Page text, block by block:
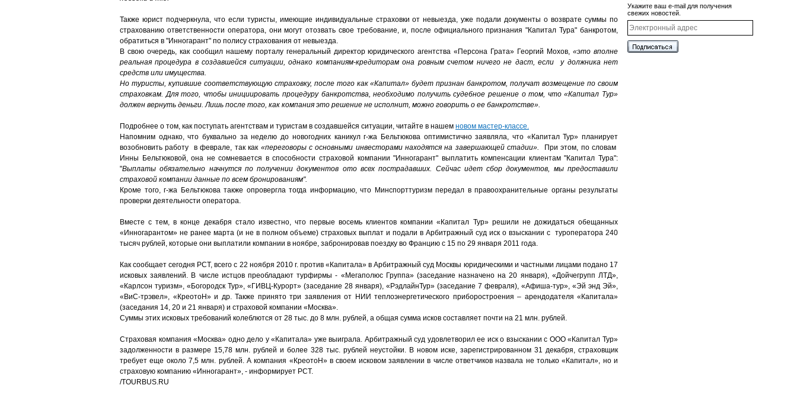
Также юрист подчеркнула, что если туристы, имеющие индивидуальные страховки от невыезда, уже подали документы о возврате суммы по
страхованию ответственности оператора, они могут отозвать свое требование, и, после официального признания "Капитал Тура" банкротом,
обратиться в "Инногарант" по полису страхования от невыезда.
В свою очередь, как сообщил нашему порталу генеральный директор юридического агентства «Персона Грата» Георгий Мохов,«это вполне
реальная процедура в создавшейся ситуации, однако компаниям-кредиторам она ровным счетом ничего не даст, если у должника нет
средств или имущества.
Но туристы, купившие соответствующую страховку, после того как «Капитал» будет признан банкротом, получат возмещение по своим
страховкам. Для того, чтобы инициировать процедуру банкротства, необходимо получить судебное решение о том, что «Капитал Тур»
должен вернуть деньги. Лишь после того, как компания это решение не исполнит, можно говорить о ее банкротстве».
Подробнее о том, как поступать агентствам и туристам в создавшейся ситуации, читайте в нашем новом мастер-классе.
Напомним однако, что буквально за неделю до новогодних каникул г-жа Бельтюкова оптимистично заявляла, что «Капитал Тур» планирует
возобновить работу в феврале, так как «переговоры с основными инвесторами находятся на завершающей стадии». При этом, по словам
Инны Бельтюковой, она не сомневается в способности страховой компании "Инногарант" выплатить компенсации клиентам "Капитал Тура":
"Выплаты обязательно начнутся по получении документов ото всех пострадавших. Сейчас идет сбор документов, мы предоставили
страховой компании данные по всем бронированиям".
Кроме того, г-жа Бельтюкова также опровергла тогда информацию, что Минспорттуризм передал в правоохранительные органы результаты
проверки деятельности оператора.
Вместе с тем, в конце декабря стало известно, что первые восемь клиентов компании «Капитал Тур» решили не дожидаться обещанных
«Инногарантом» не ранее марта (и не в полном объеме) страховых выплат и подали в Арбитражный суд иск о взыскании с туроператора 240
тысяч рублей, которые они выплатили компании в ноябре, забронировав поездку во Францию с 15 по 29 января 2011 года.
Как сообщает сегодня РСТ, всего с 22 ноября 2010 г. против «Капитала» в Арбитражный суд Москвы юридическими и частными лицами подано 17
исковых заявлений. В числе истцов преобладают турфирмы - «Мегаполюс Группа» (заседание назначено на 20 января), «Дойчегрупп ЛТД»,
«Карлсон туризм», «Богородск Тур», «ГИВЦ-Курорт» (заседание 28 января), «РэдлайнТур» (заседание 7 февраля), «Афиша-тур», «Эй энд Эй»,
«ВиС-трэвел», «КреотоН» и др. Также принято три заявления от НИИ теплоэнергетического приборостроения – арендодателя «Капитала»
(заседания 14, 20 и 21 января) и страховой компании «Москва».
Суммы этих исковых требований колеблются от 28 тыс. до 8 млн. рублей, а общая сумма исков составляет почти на 21 млн. рублей.
Страховая компания «Москва» одно дело у «Капитала» уже выиграла. Арбитражный суд удовлетворил ее иск о взыскании с ООО «Капитал Тур»
задолженности в размере 15,78 млн. рублей и более 328 тыс. рублей неустойки. В новом иске, зарегистрированном 31 декабря, страховщик
требует еще около 7,5 млн. рублей. А компания «КреотоН» в своем исковом заявлении в числе ответчиков назвала не только «Капитал», но и
страховую компанию «Инногарант», - информирует РСТ.
/TOURBUS.RU
Укажите ваш e-mail для получения
свежих новостей.